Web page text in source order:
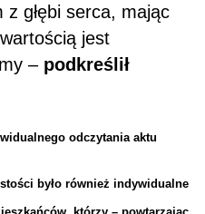
z głębi serca, mając
jest
– podkreślił
było również indywidualne